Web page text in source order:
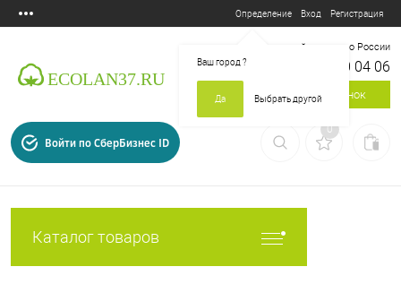
Определение
Ваш город?
Да Выбрать другой
Вход Регистрация
Бесплатный звонок по России
8 800 700 04 06
Заказать звонок
Войти по СберБизнес ID
0
Каталог товаров